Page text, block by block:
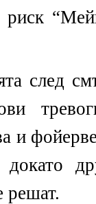
риск
след
и
докато
решат.